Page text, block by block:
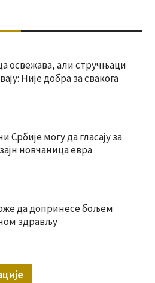
освежава, али стручњаци
Није добра за свакога
Србије могу да гласају за
новчаница евра
да допринесе бољем
здрављу